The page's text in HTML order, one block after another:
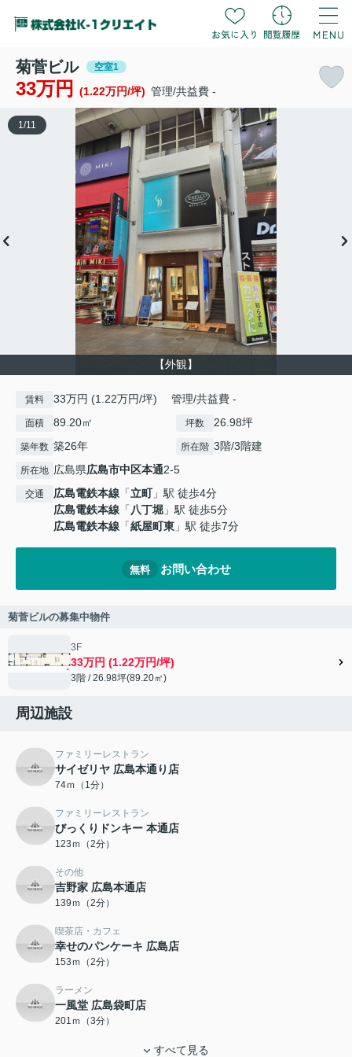
菊菅ビル 空室1
33万円 (1.22万円/坪) 管理/共益費 -
【外観】
1 /11
賃料 33万円 (1.22万円/坪) 管理/共益費 -
面積 89.20㎡ 坪数 26.98坪
築年数 築26年 所在階 3階/3階建
所在地 広島県広島市中区本通2-5
交通 広島電鉄本線 「立町」駅 徒歩4分
広島電鉄本線 「 八丁堀 」駅 徒歩5分
広島電鉄本線 「紙屋町東 」駅 徒歩7分
無料 お問い合わせ
菊菅ビルの募集中物件
3F
33万円 (1.22万円/坪)
3階 / 26.98坪(89.20㎡)
周辺施設
ファミリーレストラン
サイゼリヤ 広島本通り店
74ｍ（1分）
ファミリーレストラン
びっくりドンキー 本通店
123ｍ（2分）
その他
吉野家 広島本通店
139ｍ（2分）
喫茶店・カフェ
幸せのパンケーキ 広島店
153ｍ（2分）
ラーメン
一風堂 広島袋町店
201ｍ（3分）
すべて見る